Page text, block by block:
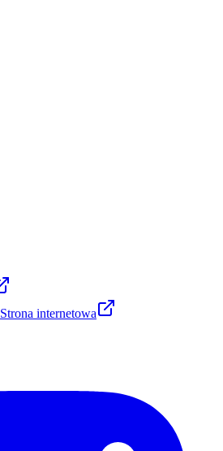
Strona internetowa